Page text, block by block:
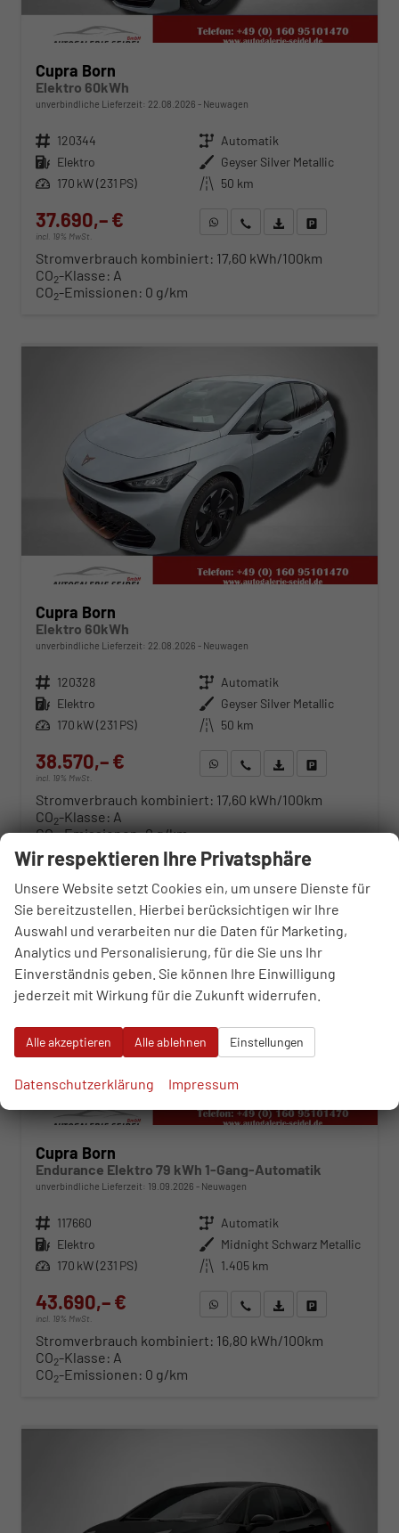
Cupra Born
Elektro 60kWh
unverbindliche Lieferzeit: 22.08.2026 Neuwagen
Fahrzeugnr. 120344 Getriebe Automatik
Kraftstoff Elektro Außenfarbe Geyser Silver Metallic
Leistung 170 kW (231 PS) Kilometerstand 50 km
37.690,– €
incl. 19% MwSt.
WhatsApp anfragen
Wir rufen Sie anFahrzeugexposé (PDF)
Stromverbrauch kombiniert: 17,60 kWh/100km
CO2-Klasse: A
CO2-Emissionen: 0 g/km
Cupra Born
Elektro 60kWh
unverbindliche Lieferzeit: 22.08.2026 Neuwagen
Fahrzeugnr. 120328 Getriebe Automatik
Kraftstoff Elektro Außenfarbe Geyser Silver Metallic
Leistung 170 kW (231 PS) Kilometerstand 50 km
38.570,– €
incl. 19% MwSt.
WhatsApp anfragen
Wir rufen Sie anFahrzeugexposé (PDF)
Stromverbrauch kombiniert: 17,60 kWh/100km
CO2-Klasse: A
CO2-Emissionen:0 g/km
ab 444,– € mtl.
Cupra Born
Endurance Elektro 79 kWh 1-Gang-Automatik
unverbindliche Lieferzeit: 19.09.2026 Neuwagen
Fahrzeugnr. 117660 Getriebe Automatik
Kraftstoff Elektro Außenfarbe Midnight Schwarz Metallic
Leistung 170 kW (231 PS) Kilometerstand 1.405 km
43.690,– €
incl. 19% MwSt.
WhatsApp anfragen
Wir rufen Sie anFahrzeugexposé (PDF)
Stromverbrauch kombiniert: 16,80 kWh/100km
CO2-Klasse: A
CO2-Emissionen: 0 g/km
Wir respektieren Ihre Privatsphäre
Unsere Website setzt Cookies ein, um unsere Dienste für
Sie bereitzustellen. Hierbei berücksichtigen wir Ihre
Auswahl und verarbeiten nur die Daten für Marketing,
Analytics und Personalisierung, für die Sie uns Ihr
Einverständnis geben. Sie können Ihre Einwilligung
jederzeit mit Wirkung für die Zukunft widerrufen.
Alle akzeptieren Alle ablehnen Einstellungen
Datenschutzerklärung Impressum